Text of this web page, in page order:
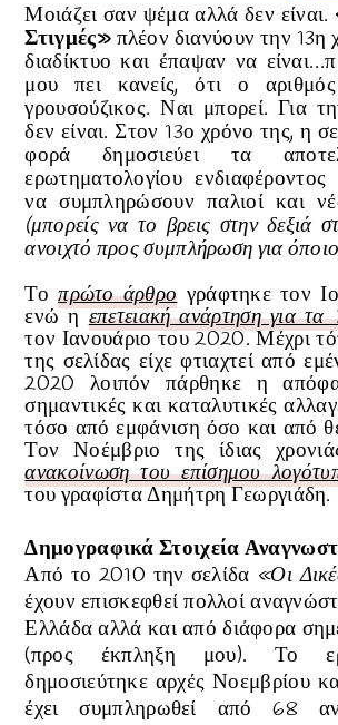
Μοιάζει σαν ψέμα αλλά δεν είναι.
Στιγμές»πλέον διανύουν την 13η
διαδίκτυο και έπαψαν να
μου πει κανείς, ότι ο
γρουσούζικος. Ναι μπορεί. Για
δεν είναι. Στον 13ο χρόνο της, η
φορά δημοσιεύει τα
ερωτηματολογίου
να συμπληρώσουν παλιοί και
(μπορείς να το βρεις στην δεξιά
ανοιχτό προς συμπλήρωση για
Τοπρώτο άρθρο γράφτηκε τον
ενώ ηεπετειακή ανάρτηση για τα
τον Ιανουάριο του 2020. Μέχρι
της σελίδας είχε φτιαχτεί από
2020 λοιπόν πάρθηκε η
σημαντικές και καταλυτικές
τόσο από εμφάνιση όσο και από
Τον Νοέμβριο της ίδιας
ανακοίνωση του επίσημου
του γραφίστα Δημήτρη Γεωργιάδη.
Δημογραφικά Στοιχεία
Από το 2010 την σελίδα «Οι
έχουν επισκεφθεί πολλοί
Ελλάδα αλλά και από διάφορα
(προς έκπληξη μου). Το
δημοσιεύτηκε αρχές Νοεμβρίου
έχει συμπληρωθεί από 68